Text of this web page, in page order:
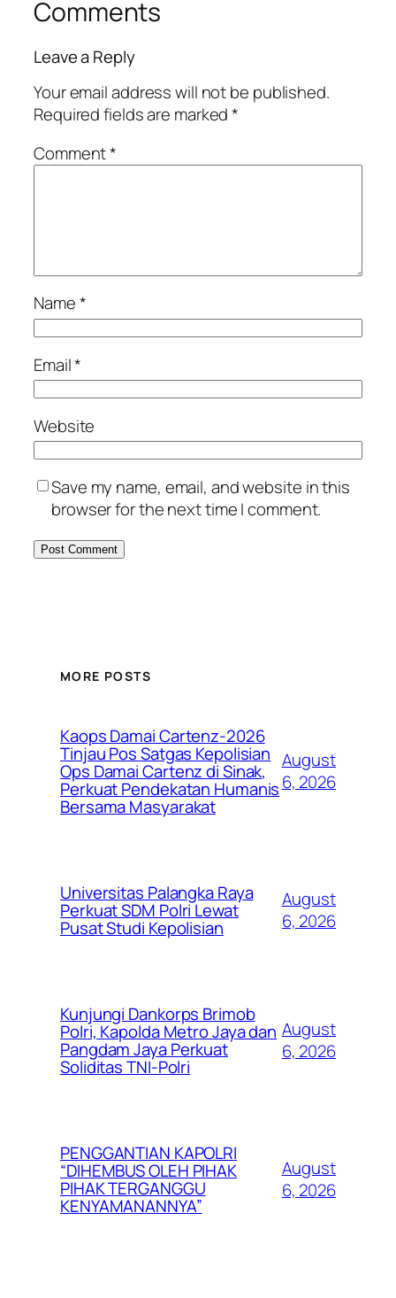
Comments
Leave a Reply
Your email address will not be published.
Required fields are marked*
Comment*
Name*
Email*
Website
Save my name, email, and website in this
browser for the next time I comment.
MORE POSTS
Kaops Damai Cartenz-2026
Tinjau Pos Satgas Kepolisian
Ops Damai Cartenz di Sinak,
Perkuat Pendekatan Humanis
Bersama Masyarakat
August
6, 2026
Universitas Palangka Raya
Perkuat SDM Polri Lewat
Pusat Studi Kepolisian
August
6, 2026
Kunjungi Dankorps Brimob
Polri, Kapolda Metro Jaya dan
Pangdam Jaya Perkuat
Soliditas TNI-Polri
August
6, 2026
PENGGANTIAN KAPOLRI
“DIHEMBUS OLEH PIHAK
PIHAK TERGANGGU
KENYAMANANNYA”
August
6, 2026